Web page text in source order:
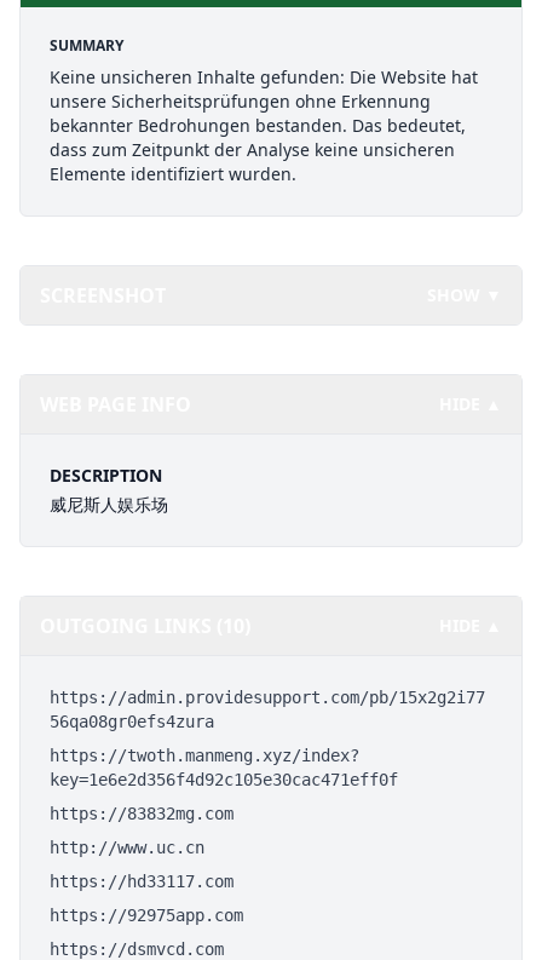
SUMMARY
Keine unsicheren Inhalte gefunden: Die Website hat
unsere Sicherheitsprüfungen ohne Erkennung
bekannter Bedrohungen bestanden. Das bedeutet,
dass zum Zeitpunkt der Analyse keine unsicheren
Elemente identifiziert wurden.
DESCRIPTION
威尼斯人娱乐场
https://admin.providesupport.com/pb/15x2g2i77
56qa08gr0efs4zura
https://twoth.manmeng.xyz/index?
key=1e6e2d356f4d92c105e30cac471eff0f
https://83832mg.com
http://www.uc.cn
https://hd33117.com
https://92975app.com
https://dsmvcd.com